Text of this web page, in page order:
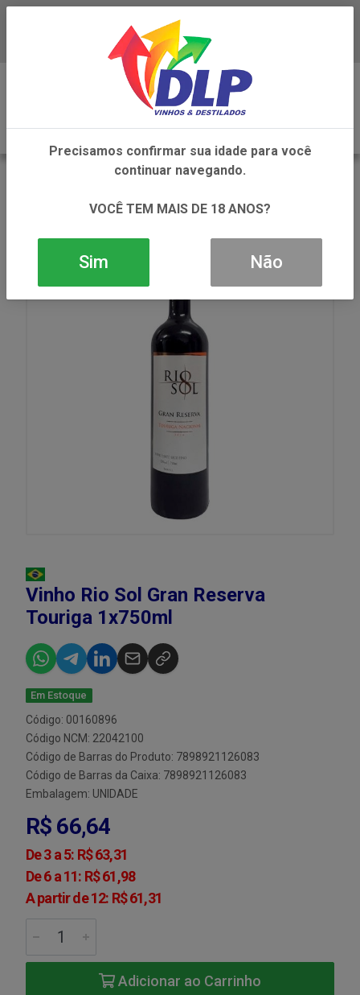
Baixe já o APP da DLP Vinhos
Vinho Rio Sol Gran Reserva
Touriga 1x750ml
Em Estoque
Código: 00160896
Código NCM: 22042100
Código de Barras do Produto: 7898921126083
Código de Barras da Caixa: 7898921126083
Embalagem: UNIDADE
R$ 66,64
De 3 a 5: R$ 63,31
De 6 a 11: R$ 61,98
A partir de 12: R$ 61,31
Adicionar ao Carrinho
Precisamos confirmar sua idade para você
continuar navegando.
VOCÊ TEM MAIS DE 18 ANOS?
Sim Não